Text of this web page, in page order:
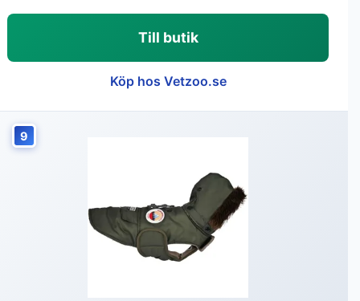
Till butik
Köp hos Vetzoo.se
9